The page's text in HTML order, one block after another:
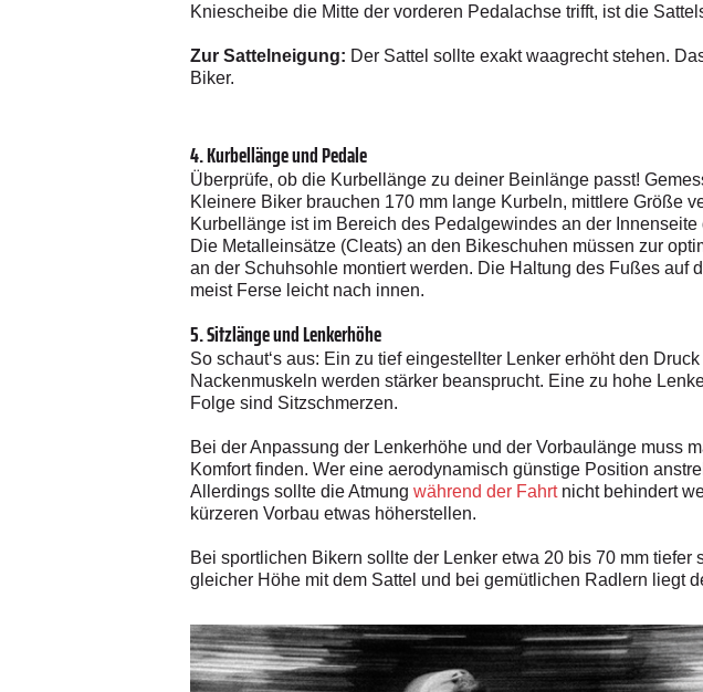
Kniescheibe die Mitte der vorderen Pedalachse trifft, ist die
Zur Sattelneigung: Der Sattel sollte exakt waagrecht stehen.
Biker.
4. Kurbellänge und Pedale
Überprüfe, ob die Kurbellänge zu deiner Beinlänge passt!
Kleinere Biker brauchen 170 mm lange Kurbeln, mittlere Größe
Kurbellänge ist im Bereich des Pedalgewindes an der
Die Metalleinsätze (Cleats) an den Bikeschuhen müssen zur
an der Schuhsohle montiert werden. Die Haltung des Fußes
meist Ferse leicht nach innen.
5. Sitzlänge und Lenkerhöhe
So schaut‘s aus: Ein zu tief eingestellter Lenker erhöht den
Nackenmuskeln werden stärker beansprucht. Eine zu hohe
Folge sind Sitzschmerzen.
Bei der Anpassung der Lenkerhöhe und der Vorbaulänge muss
Komfort finden. Wer eine aerodynamisch günstige Position
Allerdings sollte die Atmung während der Fahrtnicht behindert
kürzeren Vorbau etwas höherstellen.
Bei sportlichen Bikern sollte der Lenker etwa 20 bis 70 mm
gleicher Höhe mit dem Sattel und bei gemütlichen Radlern liegt